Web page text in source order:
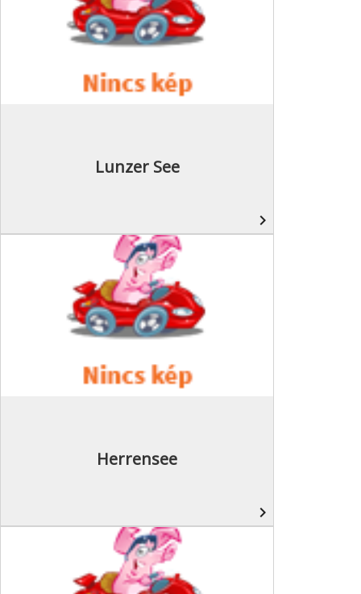
Lunzer See
navigate_next
Herrensee
navigate_next